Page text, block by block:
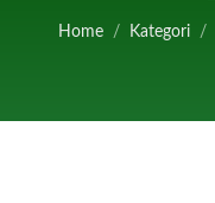
Home / Kategori /